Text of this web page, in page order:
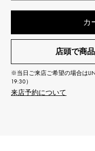
カ
店頭で商
※当日ご来店ご希望の場合は
19:30）
来店予約について